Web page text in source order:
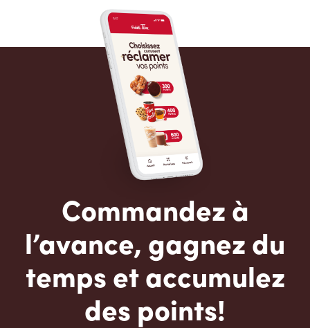
Commandez à
l’avance, gagnez du
temps et accumulez
des points!